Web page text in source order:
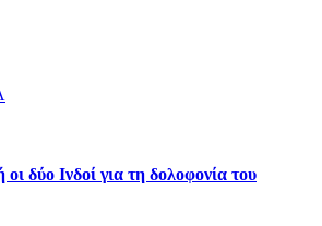
δύο Ινδοί για τη δολοφονία του